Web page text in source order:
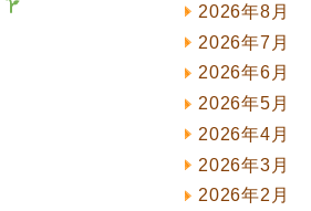
2026年8月
2026年7月
2026年6月
2026年5月
2026年4月
2026年3月
2026年2月